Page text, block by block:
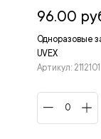
Одноразовые
UVEX
Артикул: 2112101
96.00